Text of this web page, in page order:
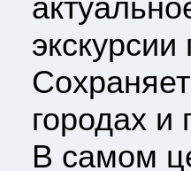
городах и
В самом